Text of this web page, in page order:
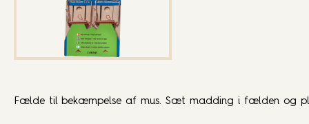
Fælde til bekæmpelse af mus. Sæt madding i fælden og